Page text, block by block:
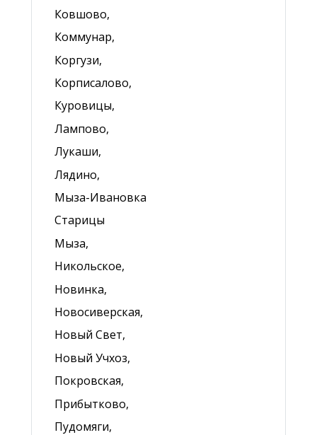
Ковшово,
Коммунар,
Коргузи,
Корписалово,
Куровицы,
Лампово,
Лукаши,
Лядино,
Мыза-Ивановка
Старицы
Мыза,
Никольское,
Новинка,
Новосиверская,
Новый Свет,
Новый Учхоз,
Покровская,
Прибытково,
Пудомяги,